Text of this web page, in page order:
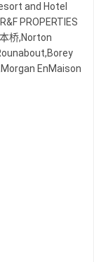
and Hotel
PROPERTIES
桥,Norton
EnMaison